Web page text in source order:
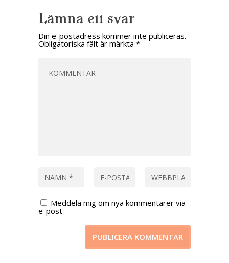
Lämna ett svar
Din e-postadress kommer inte publiceras.
Obligatoriska fält är märkta *
Meddela mig om nya kommentarer via
e-post.